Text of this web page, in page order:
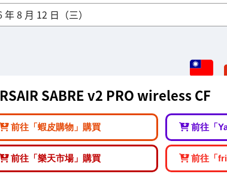
8 月 12 日（三）
SABRE v2 PRO wireless CF
前往「蝦皮購物」購買 前往「
前往「樂天市場」購買 前往「